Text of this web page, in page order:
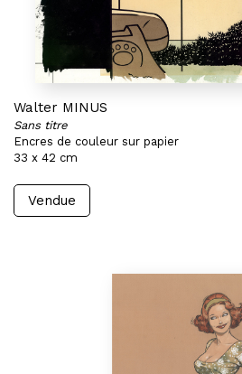
Walter MINUS
Sans titre
Encres de couleur sur papier
33 x 42 cm
Vendue